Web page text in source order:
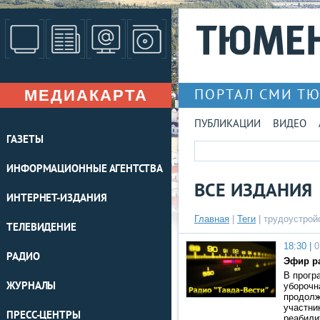
МЕДИАКАРТА
ГАЗЕТЫ
ИНФОРМАЦИОННЫЕ АГЕНТСТВА
ИНТЕРНЕТ-ИЗДАНИЯ
ТЕЛЕВИДЕНИЕ
РАДИО
ЖУРНАЛЫ
ПРЕСС-ЦЕНТРЫ
ПОРТАЛ СМИ
ПУБЛИКАЦИИ ВИДЕО
ВСЕ ИЗДАНИЯ
Главная Теги |
18:30 |
Эфир
В